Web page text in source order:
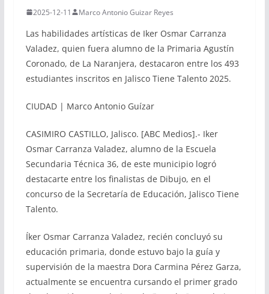
2025-12-11 Marco Antonio Guizar Reyes
Las habilidades artísticas de Iker Osmar Carranza
Valadez, quien fuera alumno de la Primaria Agustín
Coronado, de La Naranjera, destacaron entre los 493
estudiantes inscritos en Jalisco Tiene Talento 2025.
CIUDAD | Marco Antonio Guízar
CASIMIRO CASTILLO, Jalisco. [ABC Medios].- Iker
Osmar Carranza Valadez, alumno de la Escuela
Secundaria Técnica 36, de este municipio logró
destacarte entre los finalistas de Dibujo, en el
concurso de la Secretaría de Educación, Jalisco Tiene
Talento.
Íker Osmar Carranza Valadez, recién concluyó su
educación primaria, donde estuvo bajo la guía y
supervisión de la maestra Dora Carmina Pérez Garza,
actualmente se encuentra cursando el primer grado